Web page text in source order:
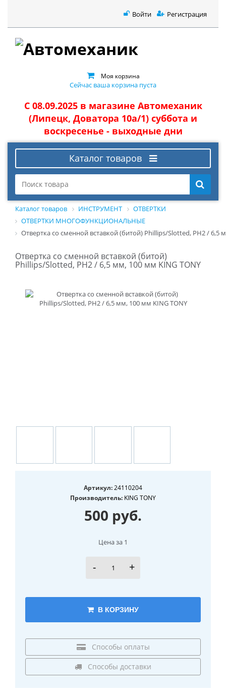
Войти Регистрация
Моя корзина
Сейчас ваша корзина пуста
С 08.09.2025 в магазине Автомеханик
(Липецк, Доватора 10а/1) суббота и
воскресенье - выходные дни
Каталог товаров
Каталог товаров ИНСТРУМЕНТ
ОТВЕРТКИ
ОТВЕРТКИ МНОГОФУНКЦИОНАЛЬНЫЕ
Отвертка со сменной вставкой (битой) Phillips/Slotted, PH2 / 6,5
Отвертка со сменной вставкой (битой)
Phillips/Slotted, PH2 / 6,5 мм, 100 мм KING TONY
Артикул: 24110204
Производитель: KING TONY
500 руб.
Цена за 1
- +
В КОРЗИНУ
Способы оплаты
Способы доставки